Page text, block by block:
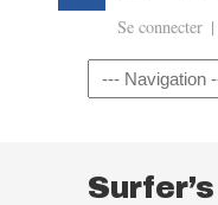
Se connecter |
Navigation